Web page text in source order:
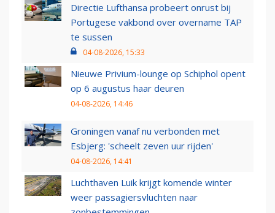
Directie Lufthansa probeert onrust bij
Portugese vakbond over overname TAP
te sussen
04-08-2026, 15:33
Nieuwe Privium-lounge op Schiphol opent
op 6 augustus haar deuren
04-08-2026, 14:46
Groningen vanaf nu verbonden met
Esbjerg: 'scheelt zeven uur rijden'
04-08-2026, 14:41
Luchthaven Luik krijgt komende winter
weer passagiersvluchten naar